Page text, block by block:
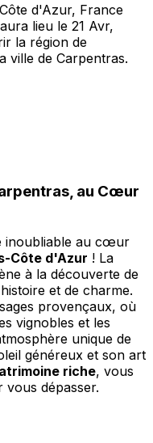
d'Azur, France
lieu le 21 Avr,
la région de
ville de Carpentras.
au Cœur
inoubliable au cœur
Côte d'Azur ! La
à la découverte de
et de charme.
provençaux, où
vignobles et les
unique de
généreux et son art
riche, vous
dépasser.